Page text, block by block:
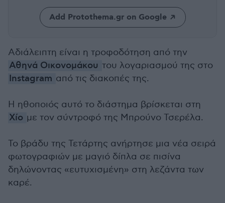
Add Protothema.gr on Google
Αδιάλειπτη είναι η τροφοδότηση από την
Αθηνά Οικονομάκου του λογαριασμού της στο
Instagram από τις διακοπές της.
Η ηθοποιός αυτό το διάστημα βρίσκεται στη
Χίο με τον σύντροφό της Μπρούνο Τσερέλα.
Το βράδυ της Τετάρτης ανήρτησε μια νέα σειρά
φωτογραφιών με μαγιό δίπλα σε πισίνα
δηλώνοντας «ευτυχισμένη» στη λεζάντα των
καρέ.